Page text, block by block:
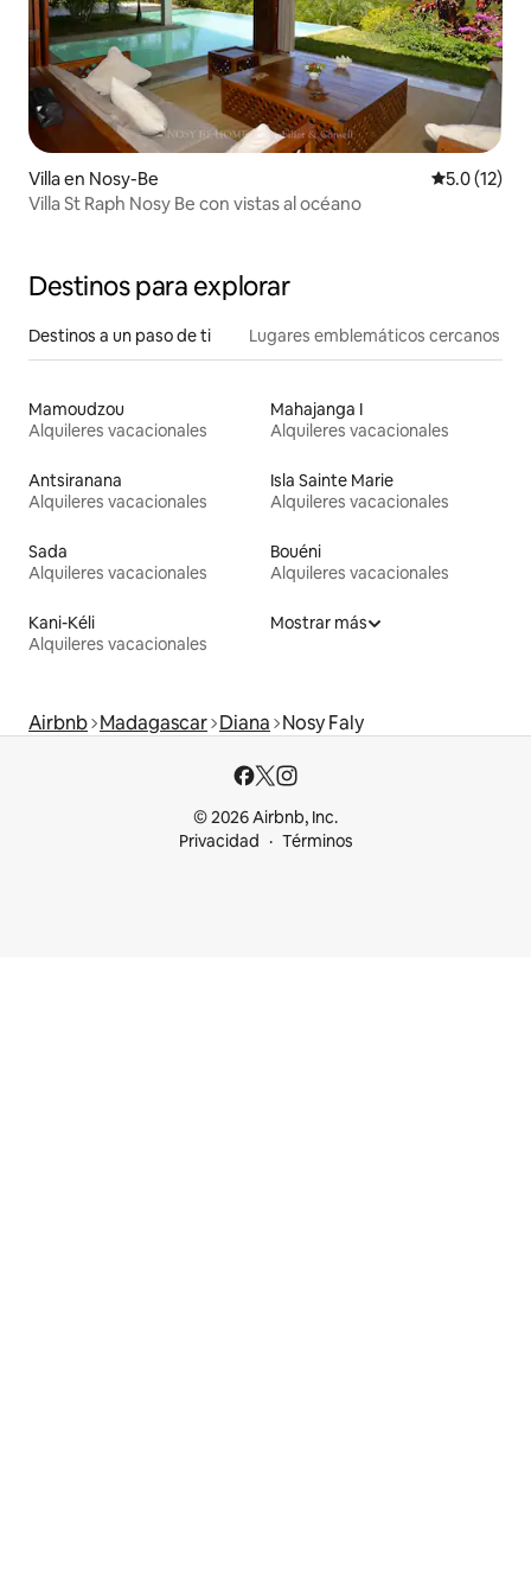
Villa en Nosy-Be Calificación
5.0 (12)
Villa St Raph Nosy Be con vistas al océano
Destinos para explorar
Destinos a un paso de ti Lugares emblemáticos cercanos
Mamoudzou
Alquileres vacacionales
Mahajanga I
Alquileres vacacionales
Antsiranana
Alquileres vacacionales
Isla Sainte Marie
Alquileres vacacionales
Sada
Alquileres vacacionales
Bouéni
Alquileres vacacionales
Kani-Kéli
Alquileres vacacionales
Mostrar más
Airbnb Madagascar Diana Nosy Faly
© 2026 Airbnb, Inc.
Privacidad
Términos